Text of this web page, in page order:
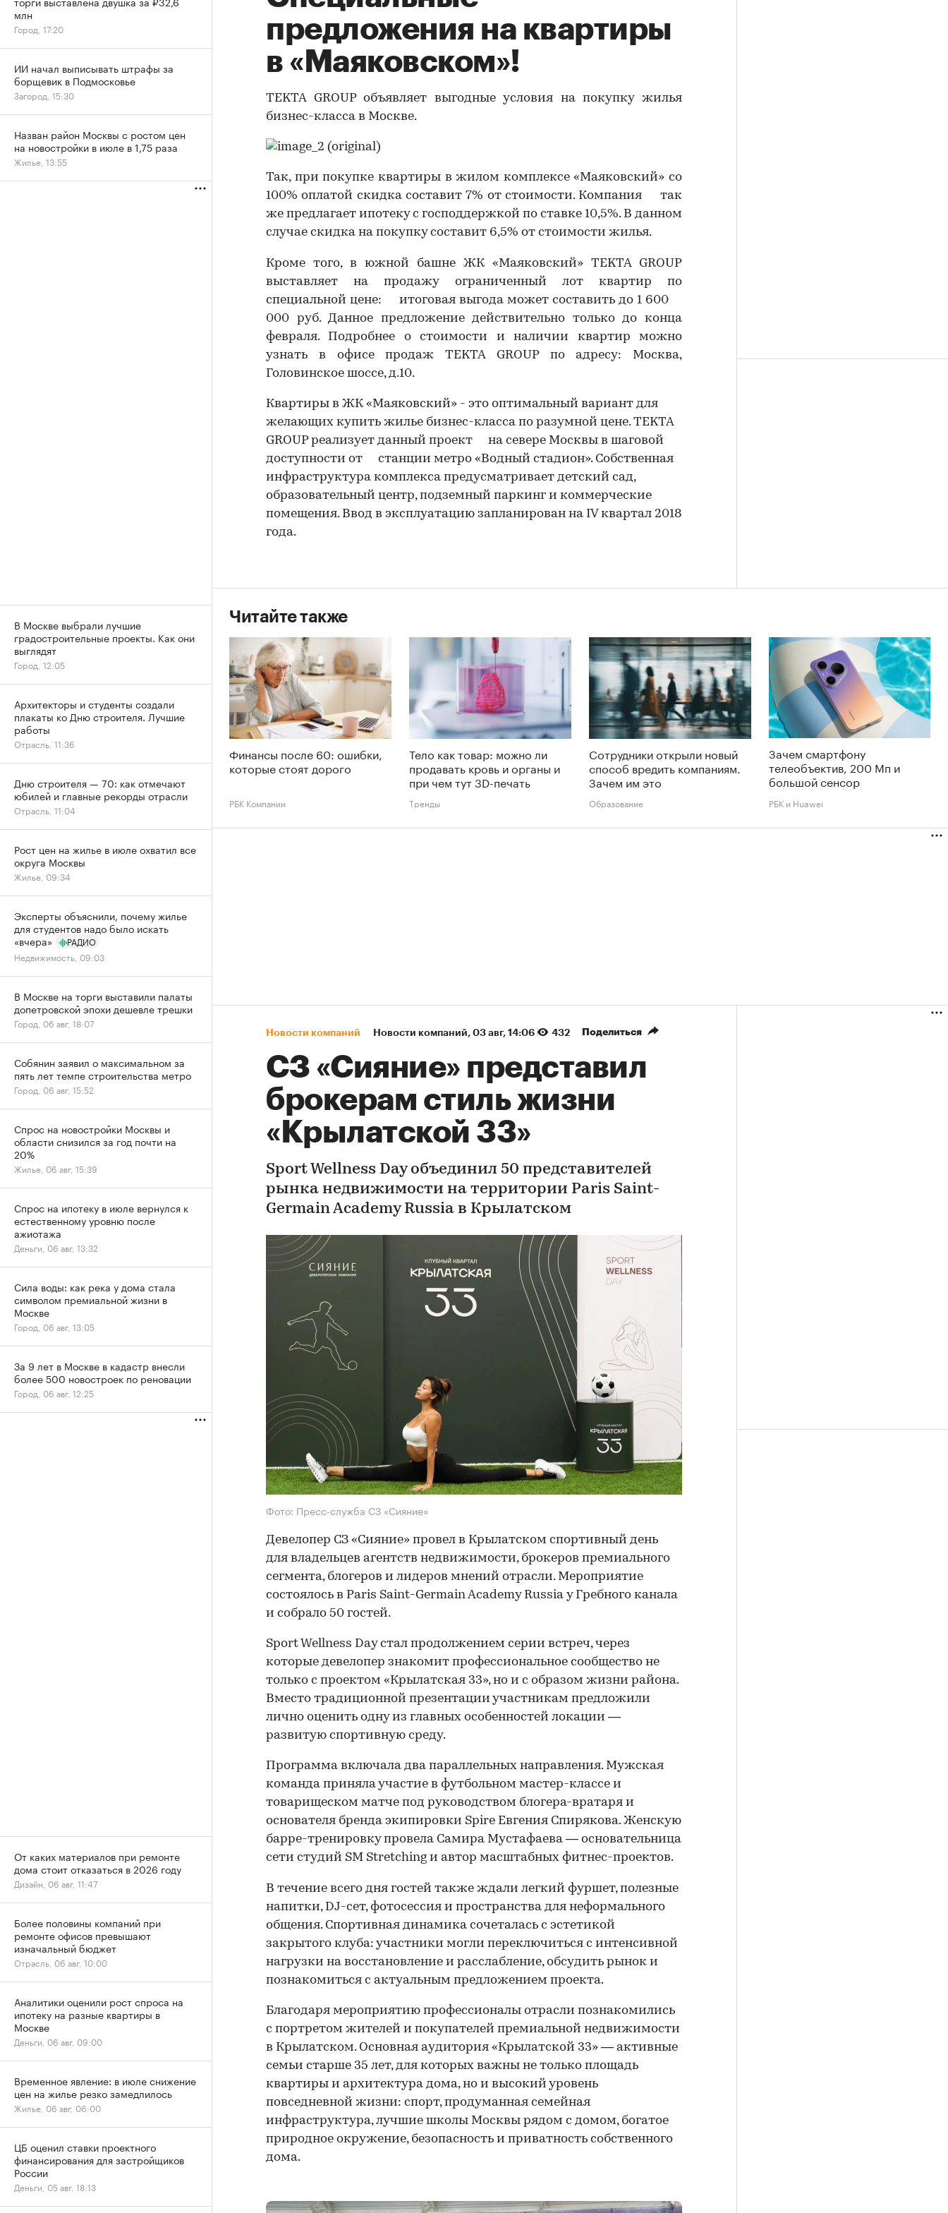
предложения на квартиры
в «Маяковском»!
TEKTA GROUP объявляет выгодные условия на покупку жилья
бизнес-класса в Москве.
Так, при покупке квартиры в жилом комплексе «Маяковский» со
100% оплатой скидка составит 7% от стоимости. Компания так
же предлагает ипотеку с господдержкой по ставке 10,5%. В данном
случае скидка на покупку составит 6,5% от стоимости жилья.
Кроме того, в южной башне ЖК «Маяковский» TEKTA GROUP
выставляет на продажу ограниченный лот квартир по
специальной цене: итоговая выгода может составить до 1 600
000 руб. Данное предложение действительно только до конца
февраля. Подробнее о стоимости и наличии квартир можно
узнать в офисе продаж TEKTA GROUP по адресу: Москва,
Головинское шоссе, д.10.
Квартиры в ЖК «Маяковский» - это оптимальный вариант для
желающих купить жилье бизнес-класса по разумной цене. TEKTA
GROUP реализует данный проект на севере Москвы в шаговой
доступности от станции метро «Водный стадион». Собственная
инфраструктура комплекса предусматривает детский сад,
образовательный центр, подземный паркинг и коммерческие
помещения. Ввод в эксплуатацию запланирован на IV квартал 2018
года.
Читайте также
Финансы после 60: ошибки,
которые стоят дорого
РБК Компании
Тело как товар: можно ли
продавать кровь и органы и
при чем тут 3D-печать
Тренды
Сотрудники открыли новый
способ вредить компаниям.
Зачем им это
Образование
Зачем смартфону
телеобъектив, 200 Мп и
большой сенсор
РБК и Huawei
Новости компаний Новости компаний⁠, 03 авг, 14:06 432 Поделиться
СЗ «Сияние» представил
брокерам стиль жизни
«Крылатской 33»
Sport Wellness Day объединил 50 представителей
рынка недвижимости на территории Paris Saint-
Germain Academy Russia в Крылатском
Фото: Пресс-служба СЗ «Сияние»
Девелопер СЗ «Сияние» провел в Крылатском спортивный день
для владельцев агентств недвижимости, брокеров премиального
сегмента, блогеров и лидеров мнений отрасли. Мероприятие
состоялось в Paris Saint-Germain Academy Russia у Гребного канала
и собрало 50 гостей.
Sport Wellness Day стал продолжением серии встреч, через
которые девелопер знакомит профессиональное сообщество не
только с проектом «Крылатская 33», но и с образом жизни района.
Вместо традиционной презентации участникам предложили
лично оценить одну из главных особенностей локации —
развитую спортивную среду.
Программа включала два параллельных направления. Мужская
команда приняла участие в футбольном мастер-классе и
товарищеском матче под руководством блогера-вратаря и
основателя бренда экипировки Spire Евгения Спирякова. Женскую
барре-тренировку провела Самира Мустафаева — основательница
сети студий SM Stretching и автор масштабных фитнес-проектов.
00:00
В течение всего дня гостей также ждали легкий фуршет, полезные
напитки, DJ-сет, фотосессия и пространства для неформального
общения. Спортивная динамика сочеталась с эстетикой
закрытого клуба: участники могли переключиться с интенсивной
нагрузки на восстановление и расслабление, обсудить рынок и
познакомиться с актуальным предложением проекта.
Благодаря мероприятию профессионалы отрасли познакомились
с портретом жителей и покупателей премиальной недвижимости
в Крылатском. Основная аудитория «Крылатской 33» — активные
семьи старше 35 лет, для которых важны не только площадь
квартиры и архитектура дома, но и высокий уровень
повседневной жизни: спорт, продуманная семейная
инфраструктура, лучшие школы Москвы рядом с домом, богатое
природное окружение, безопасность и приватность собственного
дома.
млн
Город, 17:20
ИИ начал выписывать штрафы за
борщевик в Подмосковье
Загород, 15:30
Назван район Москвы с ростом цен
на новостройки в июле в 1,75 раза
Жилье, 13:55
В Москве выбрали лучшие
градостроительные проекты. Как они
выглядят
Город, 12:05
Архитекторы и студенты создали
плакаты ко Дню строителя. Лучшие
работы
Отрасль, 11:36
Дню строителя — 70: как отмечают
юбилей и главные рекорды отрасли
Отрасль, 11:04
Рост цен на жилье в июле охватил все
округа Москвы
Жилье, 09:34
Эксперты объяснили, почему жилье
для студентов надо было искать
«вчера»
РАДИО
Недвижимость, 09:03
В Москве на торги выставили палаты
допетровской эпохи дешевле трешки
Город, 06 авг, 18:07
Собянин заявил о максимальном за
пять лет темпе строительства метро
Город, 06 авг, 15:52
Спрос на новостройки Москвы и
области снизился за год почти на
20%
Жилье, 06 авг, 15:39
Спрос на ипотеку в июле вернулся к
естественному уровню после
ажиотажа
Деньги, 06 авг, 13:32
Сила воды: как река у дома стала
символом премиальной жизни в
Москве
Город, 06 авг, 13:05
За 9 лет в Москве в кадастр внесли
более 500 новостроек по реновации
Город, 06 авг, 12:25
От каких материалов при ремонте
дома стоит отказаться в 2026 году
Дизайн, 06 авг, 11:47
Более половины компаний при
ремонте офисов превышают
изначальный бюджет
Отрасль, 06 авг, 10:00
Аналитики оценили рост спроса на
ипотеку на разные квартиры в
Москве
Деньги, 06 авг, 09:00
Временное явление: в июле снижение
цен на жилье резко замедлилось
Жилье, 06 авг, 06:00
ЦБ оценил ставки проектного
финансирования для застройщиков
России
Деньги, 05 авг, 18:13